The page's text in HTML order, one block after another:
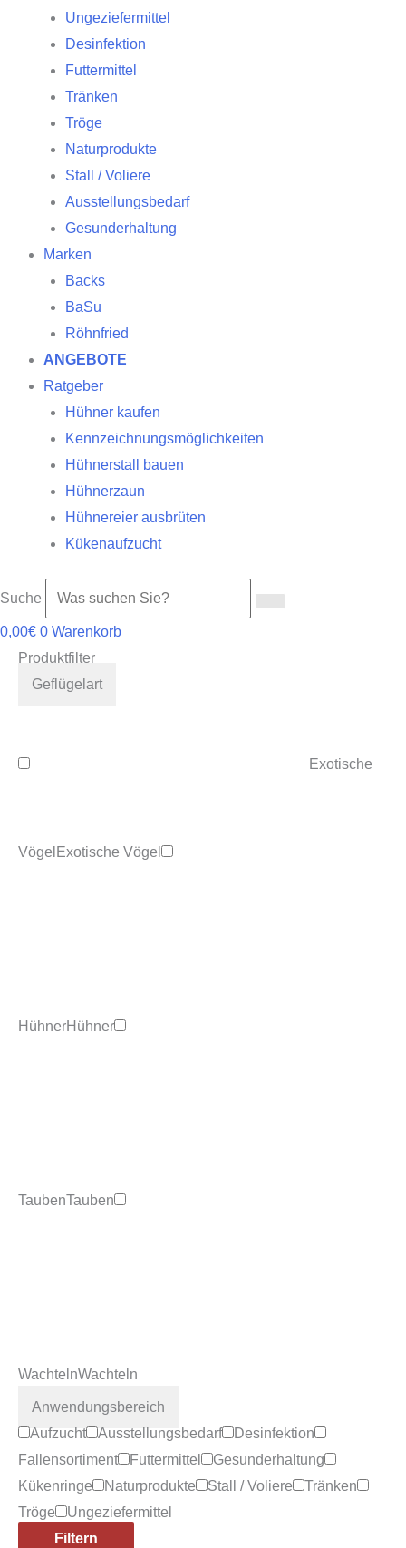
Ungeziefermittel
Desinfektion
Futtermittel
Tränken
Tröge
Naturprodukte
Stall / Voliere
Ausstellungsbedarf
Gesunderhaltung
Marken
Backs
BaSu
Röhnfried
ANGEBOTE
Ratgeber
Hühner kaufen
Kennzeichnungsmöglichkeiten
Hühnerstall bauen
Hühnerzaun
Hühnereier ausbrüten
Kükenaufzucht
Suche
0,00€ 0 Warenkorb
Produktfilter
Geflügelart
Exotische
Vögel Exotische Vögel
HühnerHühner
TaubenTauben
WachtelnWachteln
Anwendungsbereich
Aufzucht
Ausstellungsbedarf
Desinfektion
Fallensortiment
Futtermittel
Gesunderhaltung
Kükenringe
Naturprodukte Stall / Voliere
Tränken
Tröge
Ungeziefermittel
Filtern